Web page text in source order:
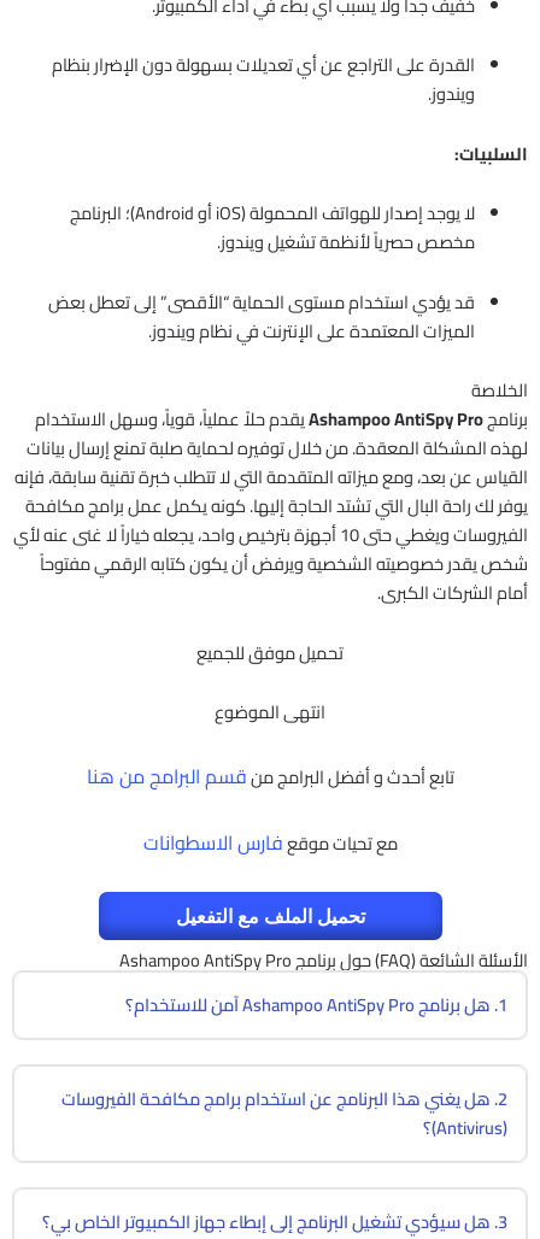
القدرة على التراجع عن أي تعديلات بسهولة دون الإضرار بنظام
ويندوز.
السلبيات:
لا يوجد إصدار للهواتف المحمولة (iOS أو Android)؛ البرنامج
مخصص حصرياً لأنظمة تشغيل ويندوز.
قد يؤدي استخدام مستوى الحماية “الأقصى” إلى تعطل بعض
الميزات المعتمدة على الإنترنت في نظام ويندوز.
الخلاصة
برنامجAshampoo AntiSpy Proيقدم حلاً عملياً، قوياً، وسهل الاستخدام
لهذه المشكلة المعقدة. من خلال توفيره لحماية صلبة تمنع إرسال بيانات
القياس عن بعد، ومع ميزاته المتقدمة التي لا تتطلب خبرة تقنية سابقة، فإنه
يوفر لك راحة البال التي تشتد الحاجة إليها. كونه يكمل عمل برامج مكافحة
الفيروسات ويغطي حتى 10 أجهزة بترخيص واحد، يجعله خياراً لا غنى عنه لأي
شخص يقدر خصوصيته الشخصية ويرفض أن يكون كتابه الرقمي مفتوحاً
أمام الشركات الكبرى.
تحميل موفق للجميع
انتهى الموضوع
تابع أحدث و أفضل البرامج منقسم البرامج من هنا
مع تحيات موقعفارس الاسطوانات
تحميل الملف مع التفعيل
الأسئلة الشائعة (FAQ) حول برنامج Ashampoo AntiSpy Pro
1. هل برنامج Ashampoo AntiSpy Pro آمن للاستخدام؟
2. هل يغني هذا البرنامج عن استخدام برامج مكافحة الفيروسات
(Antivirus)؟
3. هل سيؤدي تشغيل البرنامج إلى إبطاء جهاز الكمبيوتر الخاص بي؟